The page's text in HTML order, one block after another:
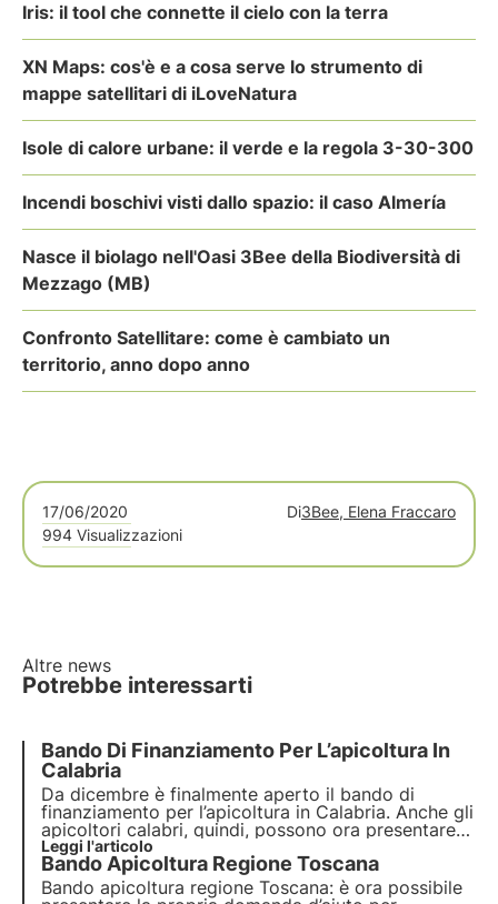
Iris: il tool che connette il cielo con la terra
XN Maps: cos'è e a cosa serve lo strumento di
mappe satellitari di iLoveNatura
Isole di calore urbane: il verde e la regola 3-30-300
Incendi boschivi visti dallo spazio: il caso Almería
Nasce il biolago nell'Oasi 3Bee della Biodiversità di
Mezzago (MB)
Confronto Satellitare: come è cambiato un
territorio, anno dopo anno
17/06/2020 Di3Bee, Elena Fraccaro
994 Visualizzazioni
Altre news
Potrebbe interessarti
Bando Di Finanziamento Per L’apicoltura In
Calabria
Da dicembre è finalmente aperto il bando di
finanziamento per l’apicoltura in Calabria. Anche gli
apicoltori calabri, quindi, possono ora presentare
domanda per la loro attività apistica. Il nuovo
bando è stato approvato con l'obiettivo di
migliorare l'attività apistica in Calabria.
Leggi l'articolo
Bando Apicoltura Regione Toscana
Bando apicoltura regione Toscana: è ora possibile